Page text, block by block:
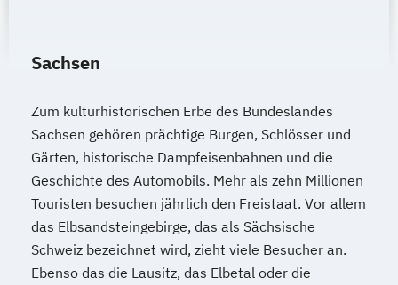
Sachsen
Zum kulturhistorischen Erbe des Bundeslandes
Sachsen gehören prächtige Burgen, Schlösser und
Gärten, historische Dampfeisenbahnen und die
Geschichte des Automobils. Mehr als zehn Millionen
Touristen besuchen jährlich den Freistaat. Vor allem
das Elbsandsteingebirge, das als Sächsische
Schweiz bezeichnet wird, zieht viele Besucher an.
Ebenso das die Lausitz, das Elbetal oder die